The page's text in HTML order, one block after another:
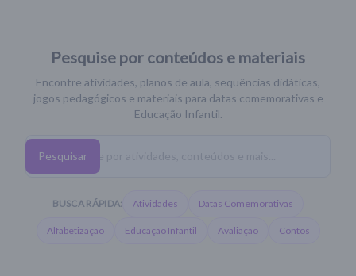
Pesquise por conteúdos e materiais
Encontre atividades, planos de aula, sequências didáticas,
jogos pedagógicos e materiais para datas comemorativas e
Educação Infantil.
Pesquisar
BUSCA RÁPIDA: Atividades Datas Comemorativas
Alfabetização Educação Infantil Avaliação Contos